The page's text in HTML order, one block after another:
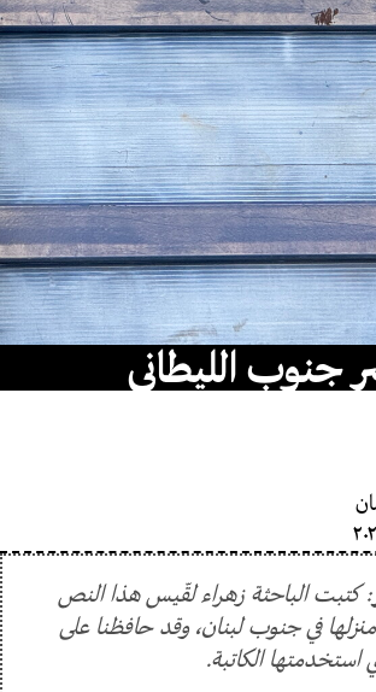
جنوب الليطاني
: كتبت الباحثة زهراء لقّيس هذا النص
في جنوب لبنان، وقد حافظنا على
استخدمتها الكاتبة.